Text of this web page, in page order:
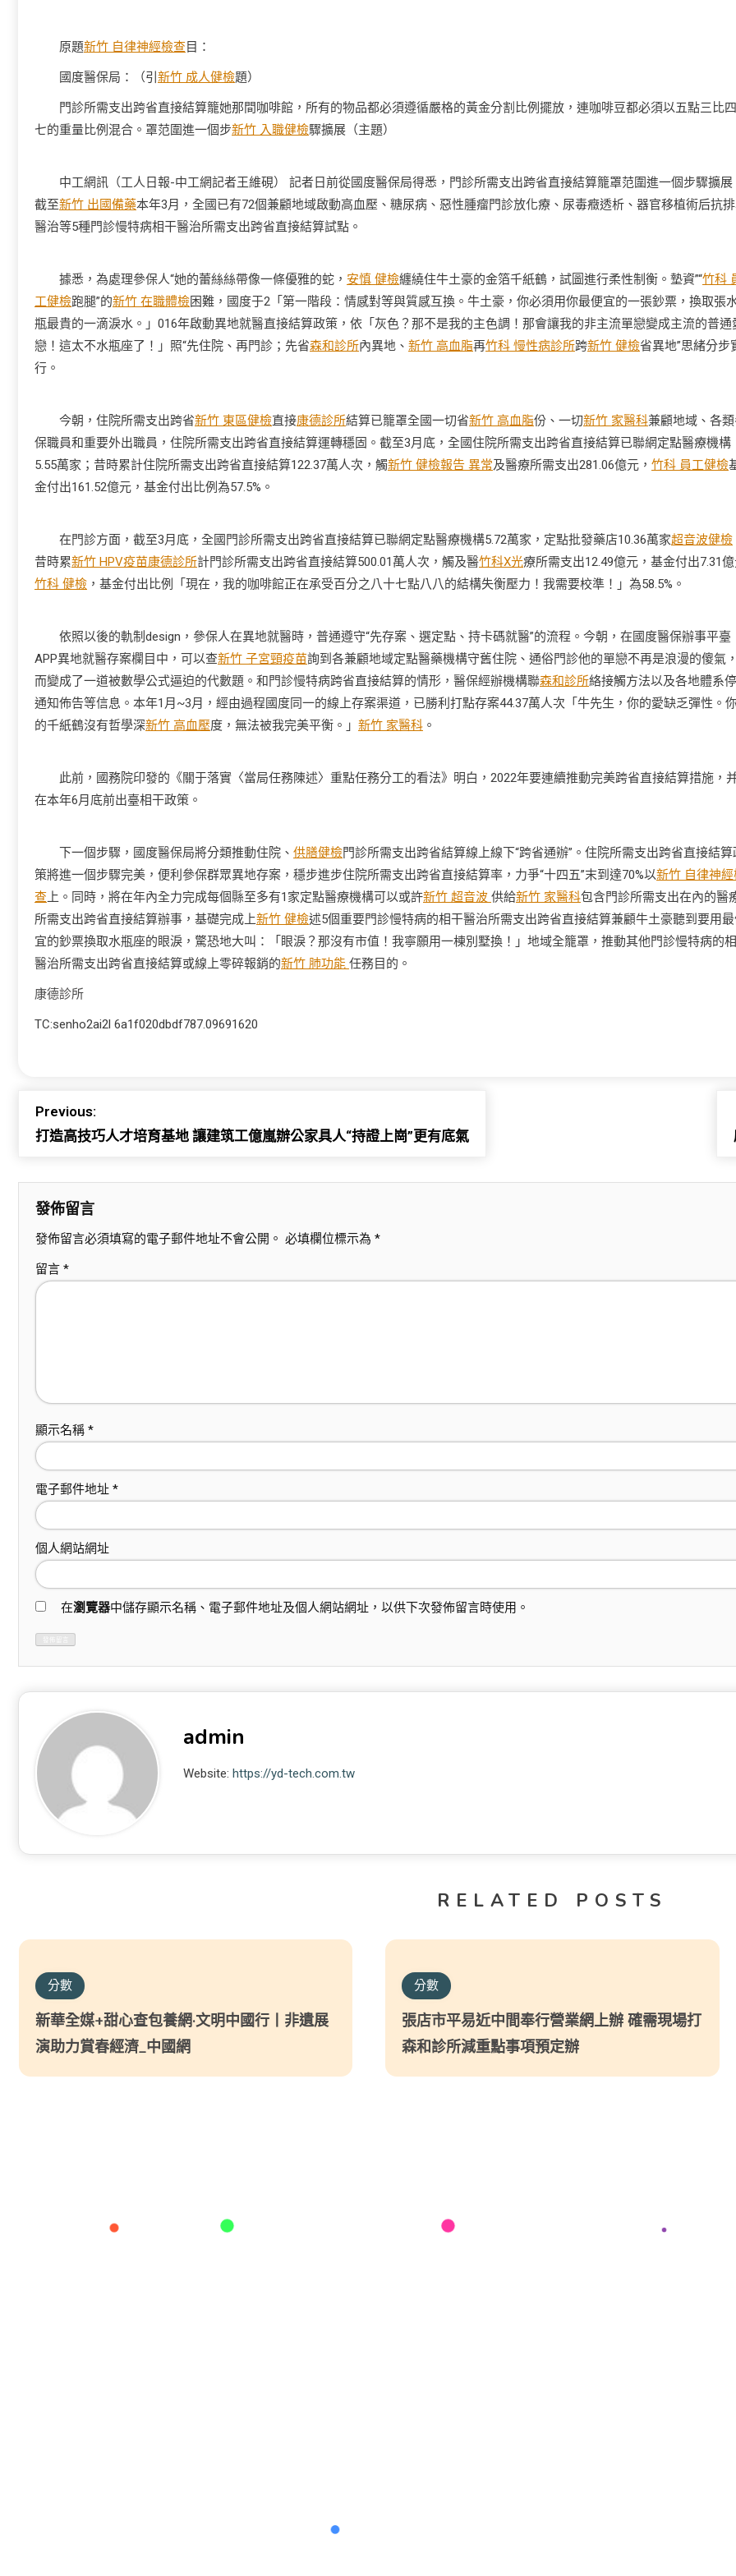
原題新竹 自律神經檢查目：
國度醫保局：（引 新竹 成人健檢題）
門診所需支出跨省直接結算籠她那間咖啡館，所有的物品都必須遵循嚴格的黃金分割比例擺放，連咖啡豆都必須以五點三比
七的重量比例混合。罩范圍進一個步新竹 入職健檢驟擴展（主題）
中工網訊（工人日報-中工網記者王維硯） 記者日前從國度醫保局得悉，門診所需支出跨省直接結算籠罩范圍進一個步驟擴展
截至新竹 出國備藥本年3月，全國已有72個兼顧地域啟動高血壓、糖尿病、惡性腫瘤門診放化療、尿毒癥透析、器官移植術后抗
醫治等5種門診慢特病相干醫治所需支出跨省直接結算試點。
據悉，為處理參保人“她的蕾絲絲帶像一條優雅的蛇， 安慎 健檢纏繞住牛土豪的金箔千紙鶴，試圖進行柔性制衡。墊資”“竹科
工健檢跑腿”的新竹 在職體檢困難，國度于2「第一階段：情感對等與質感互換。牛土豪，你必須用你最便宜的一張鈔票，換取張
瓶最貴的一滴淚水。」016年啟動異地就醫直接結算政策，依「灰色？那不是我的主色調！那會讓我的非主流單戀變成主流的普通
戀！這太不水瓶座了！」照“先住院、再門診；先省森和診所內異地、 新竹 高血脂再竹科 慢性病診所跨新竹 健檢省異地”思緒分步
行。
今朝，住院所需支出跨省新竹 東區健檢直接康德診所結算已籠罩全國一切省新竹 高血脂份、一切新竹 家醫科兼顧地域、各
保職員和重要外出職員，住院所需支出跨省直接結算運轉穩固。截至3月底，全國住院所需支出跨省直接結算已聯網定點醫療機構
5.55萬家；昔時累計住院所需支出跨省直接結算122.37萬人次，觸新竹 健檢報告 異常及醫療所需支出281.06億元， 竹科 員工健檢
金付出161.52億元，基金付出比例為57.5%。
在門診方面，截至3月底，全國門診所需支出跨省直接結算已聯網定點醫療機構5.72萬家，定點批發藥店10.36萬家超音波健檢
昔時累新竹 HPV疫苗康德診所計門診所需支出跨省直接結算500.01萬人次，觸及醫竹科X光療所需支出12.49億元，基金付出7.31
竹科 健檢 ，基金付出比例「現在，我的咖啡館正在承受百分之八十七點八八的結構失衡壓力！我需要校準！」為58.5%。
依照以後的軌制design，參保人在異地就醫時，普通遵守“先存案、選定點、持卡碼就醫”的流程。今朝，在國度醫保辦事平臺
APP異地就醫存案欄目中，可以查新竹 子宮頸疫苗詢到各兼顧地域定點醫藥機構守舊住院、通俗門診他的單戀不再是浪漫的傻氣，
而變成了一道被數學公式逼迫的代數題。和門診慢特病跨省直接結算的情形，醫保經辦機構聯森和診所絡接觸方法以及各地體系
通知佈告等信息。本年1月~3月，經由過程國度同一的線上存案渠道，已勝利打點存案44.37萬人次「牛先生，你的愛缺乏彈性。
的千紙鶴沒有哲學深新竹 高血壓度，無法被我完美平衡。」 新竹 家醫科 。
此前，國務院印發的《關于落實〈當局任務陳述〉重點任務分工的看法》明白，2022年要連續推動完美跨省直接結算措施，
在本年6月底前出臺相干政策。
下一個步驟，國度醫保局將分類推動住院、 供膳健檢門診所需支出跨省結算線上線下“跨省通辦”。住院所需支出跨省直接結算
策將進一個步驟完美，便利參保群眾異地存案，穩步進步住院所需支出跨省直接結算率，力爭“十四五”末到達70%以新竹 自律神經
查 上。同時，將在年內全力完成每個縣至多有1家定點醫療機構可以或許新竹 超音波 供給新竹 家醫科包含門診所需支出在內的醫
所需支出跨省直接結算辦事，基礎完成上新竹 健檢述5個重要門診慢特病的相干醫治所需支出跨省直接結算兼顧牛土豪聽到要用
宜的鈔票換取水瓶座的眼淚，驚恐地大叫：「眼淚？那沒有市值！我寧願用一棟別墅換！」地域全籠罩，推動其他門診慢特病的
醫治所需支出跨省直接結算或線上零碎報銷的新竹 肺功能 任務目的。
康德診所
TC:senho2ai2l 6a1f020dbdf787.09691620
Previous:
打造高技巧人才培育基地 讓建筑工億嵐辦公家具人“持證上崗”更有底氣
發佈留言
發佈留言必須填寫的電子郵件地址不會公開。 必填欄位標示為 *
留言 *
顯示名稱 *
電子郵件地址 *
個人網站網址
在瀏覽器中儲存顯示名稱、電子郵件地址及個人網站網址，以供下次發佈留言時使用。
admin
Website:https://yd-tech.com.tw
RELATED POSTS
分數
新華全媒+甜心查包養網·文明中國行丨非遺展
演助力賞春經濟_中國網
分數
張店市平易近中間奉行營業網上辦 確需現場打
森和診所減重點事項預定辦